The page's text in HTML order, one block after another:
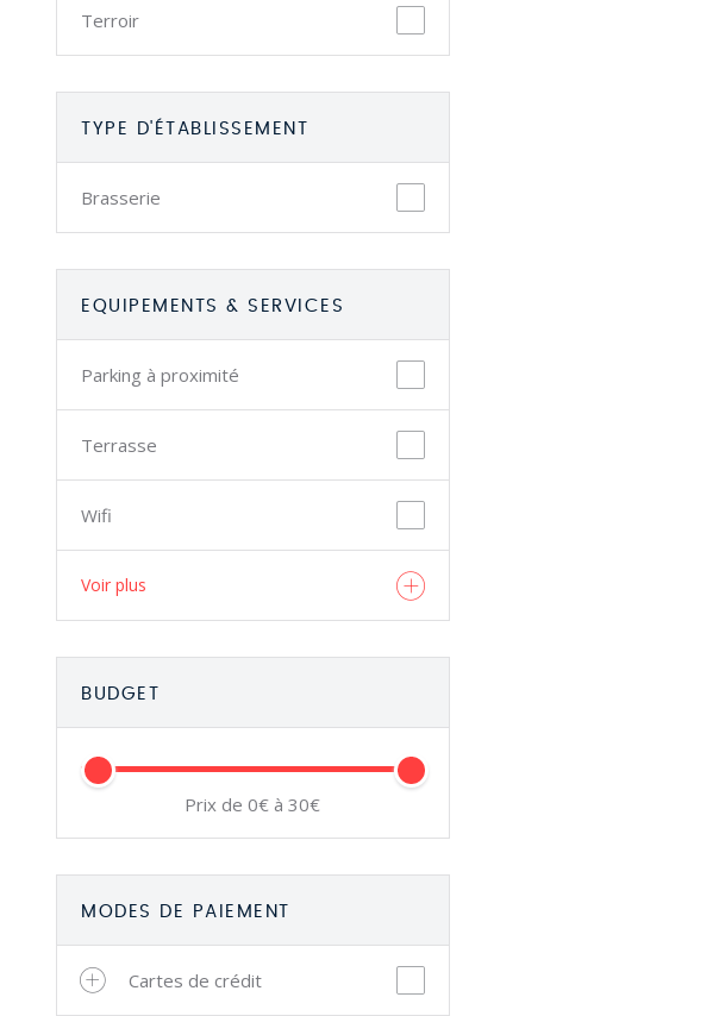
Terroir
TYPE D'ÉTABLISSEMENT
Brasserie
EQUIPEMENTS & SERVICES
Parking à proximité
Terrasse
Wifi
Voir plus
BUDGET
Prix de 0€ à 30€
MODES DE PAIEMENT
Cartes de crédit